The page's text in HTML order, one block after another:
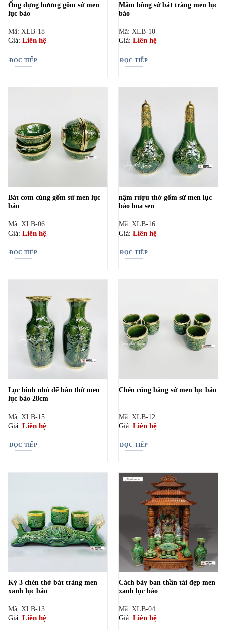
Ống đựng hương gốm sứ men
lục bảo
Mã: XLB-18
Giá: Liên hệ
ĐỌC TIẾP
Mâm bồng sứ bát tràng men lục
bảo
Mã: XLB-10
Giá: Liên hệ
ĐỌC TIẾP
Bát cơm cúng gốm sứ men lục
bảo
Mã: XLB-06
Giá: Liên hệ
ĐỌC TIẾP
nậm rượu thờ gốm sứ men lục
bảo hoa sen
Mã: XLB-16
Giá: Liên hệ
ĐỌC TIẾP
Lục bình nhỏ để bàn thờ men
lục bảo 28cm
Mã: XLB-15
Giá: Liên hệ
ĐỌC TIẾP
Chén cúng bằng sứ men lục bảo
Mã: XLB-12
Giá: Liên hệ
ĐỌC TIẾP
Kỷ 3 chén thờ bát tràng men
xanh lục bảo
Mã: XLB-13
Giá: Liên hệ
Cách bày ban thần tài đẹp men
xanh lục bảo
Mã: XLB-04
Giá: Liên hệ